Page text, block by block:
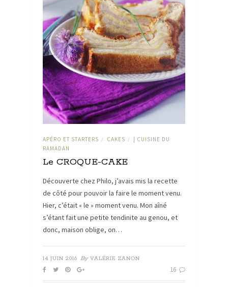
APÉRO ET STARTERS / CAKES /
| CUISINE DU
RAMADAN
Le CROQUE-CAKE
Découverte chez Philo, j’avais mis la recette
de côté pour pouvoir la faire le moment venu.
Hier, c’était « le » moment venu. Mon aîné
s’étant fait une petite tendinite au genou, et
donc, maison oblige, on…
14 JUIN 2016 By VALÉRIE ZANON
16